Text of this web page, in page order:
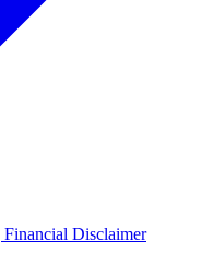
Financial Disclaimer